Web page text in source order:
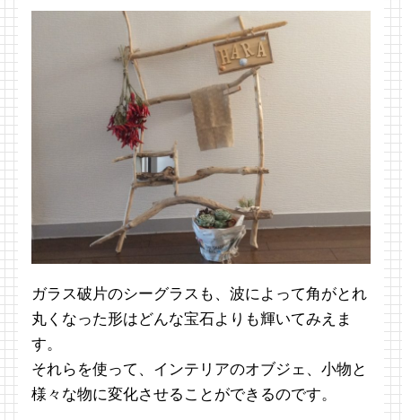
ガラス破片のシーグラスも、波によって角がとれ
丸くなった形はどんな宝石よりも輝いてみえま
す。
それらを使って、インテリアのオブジェ、小物と
様々な物に変化させることができるのです。